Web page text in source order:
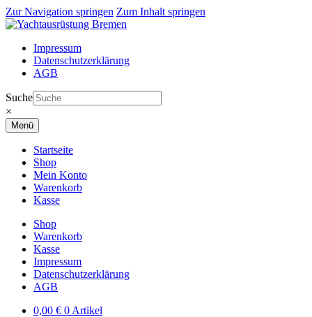
Zur Navigation springen Zum Inhalt springen
Impressum
Datenschutzerklärung
AGB
Suche
×
Menü
Startseite
Shop
Mein Konto
Warenkorb
Kasse
Shop
Warenkorb
Kasse
Impressum
Datenschutzerklärung
AGB
0,00 € 0 Artikel